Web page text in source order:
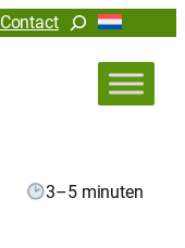
ContactZoeken
3–5 minuten